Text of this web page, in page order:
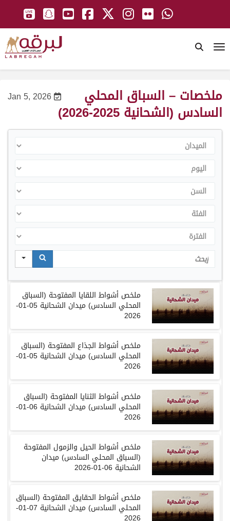
Jan 5, 2026 ملخصات – السباق المحلي
السادس (الشحانية 2025-2026)
الميدان
اليوم
السن
الفئة
الفترة
Search
ملخص أشواط اللقايا المفتوحة (السباق
المحلي السادس)ميدان الشحانية 05-01-
2026
ملخص أشواط الجذاع المفتوحة (السباق
المحلي السادس)ميدان الشحانية 05-01-
2026
ملخص أشواط الثنايا المفتوحة (السباق
المحلي السادس)ميدان الشحانية 06-01-
2026
ملخص أشواط الحيل والزمول المفتوحة
(السباق المحلي السادس)ميدان
الشحانية 06-01-2026
ملخص أشواط الحقايق المفتوحة (السباق
المحلي السادس)ميدان الشحانية 07-01-